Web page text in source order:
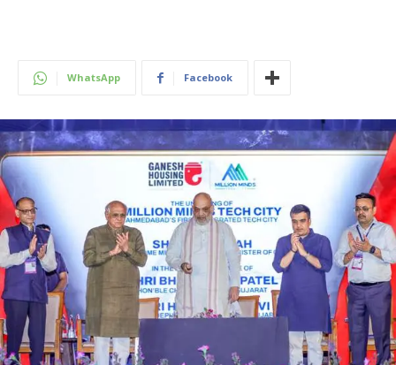
WhatsApp Facebook